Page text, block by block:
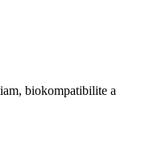
biokompatibilite a